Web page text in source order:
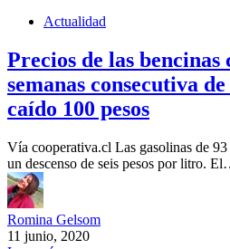
Actualidad
Precios de las bencinas
semanas consecutiva
caído 100 pesos
Vía cooperativa.cl Las gasolinas de
un descenso de seis pesos por litro.
Romina Gelsom
11 junio, 2020